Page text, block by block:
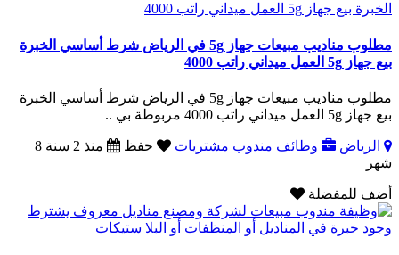
مطلوب مناديب مبيعات جهاز 5g في الرياض شرط أساسي الخبرة
بيع جهاز 5g العمل ميداني راتب 4000
مطلوب مناديب مبيعات جهاز 5g في الرياض شرط أساسي الخبرة
بيع جهاز 5g العمل ميداني راتب 4000 مربوطة بي ..
الرياض وظائف مندوب مشتريات حفظ
منذ 2 سنة 8
شهر
أضف للمفضلة